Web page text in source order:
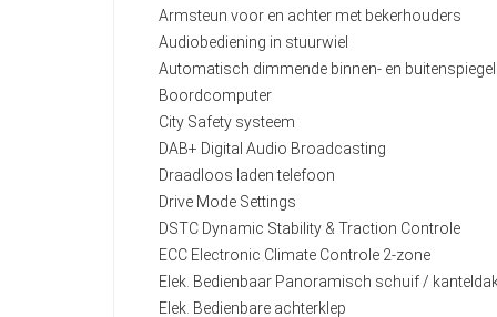
Armsteun voor en achter met bekerhouders
Audiobediening in stuurwiel
Automatisch dimmende binnen- en
Boordcomputer
City Safety systeem
DAB+ Digital Audio Broadcasting
Draadloos laden telefoon
Drive Mode Settings
DSTC Dynamic Stability & Traction Controle
ECC Electronic Climate Controle 2-zone
Elek. Bedienbaar Panoramisch schuif /
Elek. Bedienbare achterklep